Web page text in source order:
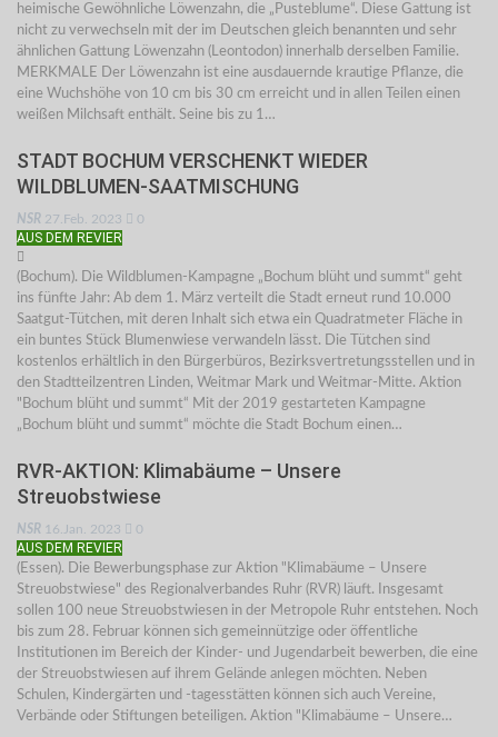
heimische Gewöhnliche Löwenzahn, die „Pusteblume“. Diese Gattung ist
nicht zu verwechseln mit der im Deutschen gleich benannten und sehr
ähnlichen Gattung Löwenzahn (Leontodon) innerhalb derselben Familie.
MERKMALE Der Löwenzahn ist eine ausdauernde krautige Pflanze, die
eine Wuchshöhe von 10 cm bis 30 cm erreicht und in allen Teilen einen
weißen Milchsaft enthält. Seine bis zu 1…
STADT BOCHUM VERSCHENKT WIEDER
WILDBLUMEN-SAATMISCHUNG
NSR 27.Feb. 2023 0
AUS DEM REVIER
(Bochum). Die Wildblumen-Kampagne „Bochum blüht und summt“ geht
ins fünfte Jahr: Ab dem 1. März verteilt die Stadt erneut rund 10.000
Saatgut-Tütchen, mit deren Inhalt sich etwa ein Quadratmeter Fläche in
ein buntes Stück Blumenwiese verwandeln lässt. Die Tütchen sind
kostenlos erhältlich in den Bürgerbüros, Bezirksvertretungsstellen und in
den Stadtteilzentren Linden, Weitmar Mark und Weitmar-Mitte. Aktion
"Bochum blüht und summt“ Mit der 2019 gestarteten Kampagne
„Bochum blüht und summt“ möchte die Stadt Bochum einen…
RVR-AKTION: Klimabäume – Unsere
Streuobstwiese
NSR 16.Jan. 2023 0
AUS DEM REVIER
(Essen). Die Bewerbungsphase zur Aktion "Klimabäume – Unsere
Streuobstwiese" des Regionalverbandes Ruhr (RVR) läuft. Insgesamt
sollen 100 neue Streuobstwiesen in der Metropole Ruhr entstehen. Noch
bis zum 28. Februar können sich gemeinnützige oder öffentliche
Institutionen im Bereich der Kinder- und Jugendarbeit bewerben, die eine
der Streuobstwiesen auf ihrem Gelände anlegen möchten. Neben
Schulen, Kindergärten und -tagesstätten können sich auch Vereine,
Verbände oder Stiftungen beteiligen. Aktion "Klimabäume – Unsere…